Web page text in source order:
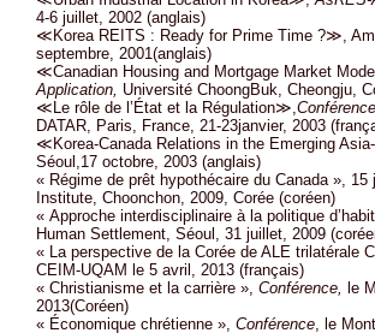
4-6 juillet, 2002 (anglais)
≪Korea REITS : Ready for Prime Time ?≫,
septembre, 2001(anglais)
≪Canadian Housing and Mortgage Market
Application, Université ChoongBuk, Cheongju,
≪Le rôle de l’État et la Régulation≫,
DATAR, Paris, France, 21-23janvier, 2003
≪Korea-Canada Relations in the Emerging
Séoul,17 octobre, 2003 (anglais)
« Régime de prêt hypothécaire du Canada », 15
Institute, Choonchon, 2009, Corée (coréen)
« Approche interdisciplinaire à la politique
Human Settlement, Séoul, 31 juillet, 2009
« La perspective de la Corée de ALE trilatérale
CEIM-UQAM le 5 avril, 2013 (français)
« Christianisme et la carrière », Conférence,
le
2013(Coréen)
« Économique chrétienne », Conférence, le